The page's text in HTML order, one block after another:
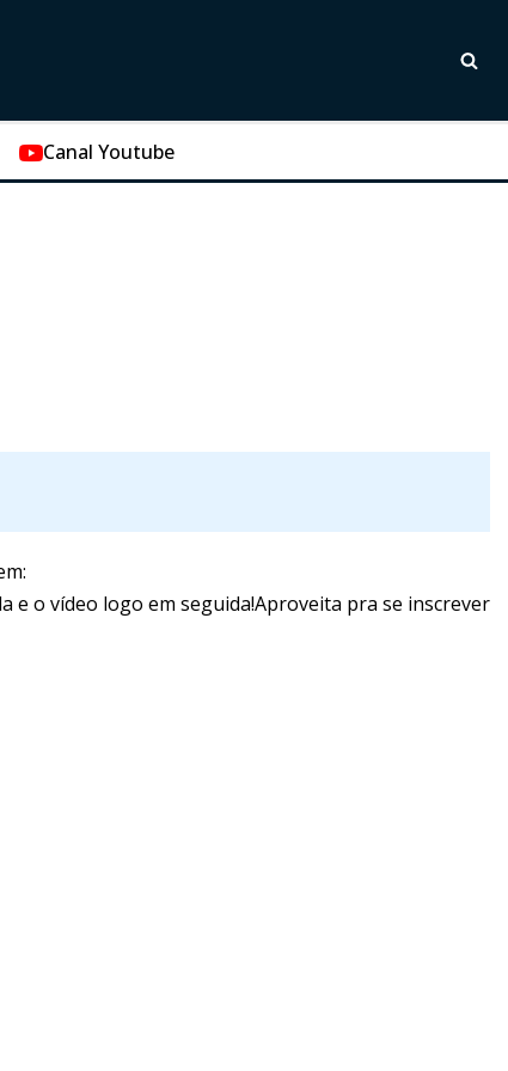
Canal Youtube
e o vídeo logo em seguida!Aproveita pra se inscrever